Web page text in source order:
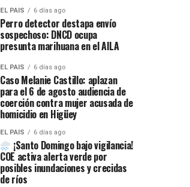
EL PAIS 6 días ago
Perro detector destapa envío
sospechoso: DNCD ocupa
presunta marihuana en el AILA
EL PAIS 6 días ago
Caso Melanie Castillo: aplazan
para el 6 de agosto audiencia de
coerción contra mujer acusada de
homicidio en Higüey
EL PAIS 6 días ago
¡Santo Domingo bajo vigilancia!
COE activa alerta verde por
posibles inundaciones y crecidas
de ríos